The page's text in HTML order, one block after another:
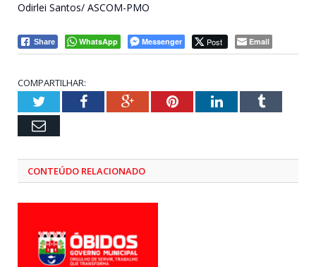
Odirlei Santos/ ASCOM-PMO
Share WhatsApp Messenger Post Email
COMPARTILHAR:
TwitterFacebookGoogle+PinterestLinkedInTumblr
Email
CONTEÚDO RELACIONADO